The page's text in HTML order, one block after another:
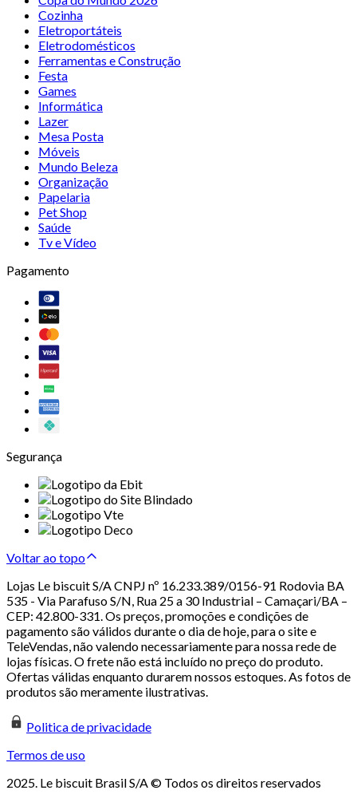
Cozinha
Eletroportáteis
Eletrodomésticos
Ferramentas e Construção
Festa
Games
Informática
Lazer
Mesa Posta
Móveis
Mundo Beleza
Organização
Papelaria
Pet Shop
Saúde
Tv e Vídeo
Pagamento
Segurança
Voltar ao topo
Lojas Le biscuit S/A CNPJ nº 16.233.389/0156-91 Rodovia BA
535 - Via Parafuso S/N, Rua 25 a 30 Industrial – Camaçari/BA –
CEP: 42.800-331. Os preços, promoções e condições de
pagamento são válidos durante o dia de hoje, para o site e
TeleVendas, não valendo necessariamente para nossa rede de
lojas físicas. O frete não está incluído no preço do produto.
Ofertas válidas enquanto durarem nossos estoques. As fotos de
produtos são meramente ilustrativas.
Politica de privacidade
Termos de uso
2025. Le biscuit Brasil S/A © Todos os direitos reservados